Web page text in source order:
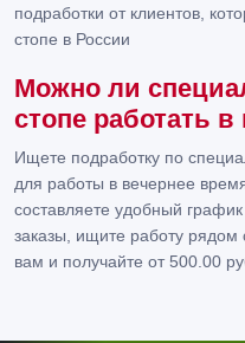
подработки от клиентов,
стопе в России
Можно ли
стопе работать
Ищете подработку по
для работы в вечернее
составляете удобный
заказы, ищите работу рядом
вам и получайте от 500.00